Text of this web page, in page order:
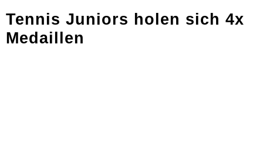
Tennis Juniors holen sich 4x
Medaillen